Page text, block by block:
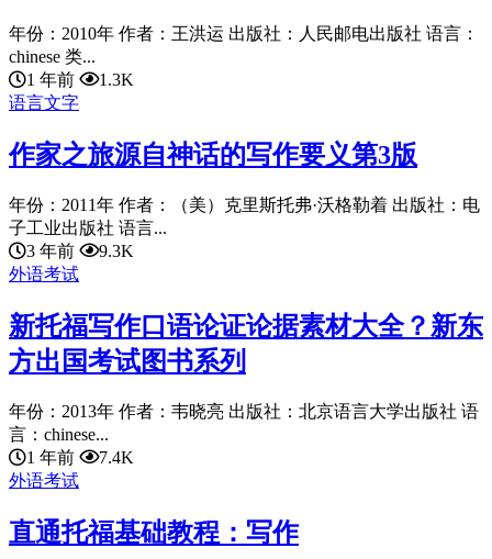
年份：2010年 作者：王洪运 出版社：人民邮电出版社 语言：
chinese 类...
1 年前
1.3K
语言文字
作家之旅源自神话的写作要义第3版
年份：2011年 作者：（美）克里斯托弗·沃格勒着 出版社：电
子工业出版社 语言...
3 年前
9.3K
外语考试
新托福写作口语论证论据素材大全？新东
方出国考试图书系列
年份：2013年 作者：韦晓亮 出版社：北京语言大学出版社 语
言：chinese...
1 年前
7.4K
外语考试
直通托福基础教程：写作